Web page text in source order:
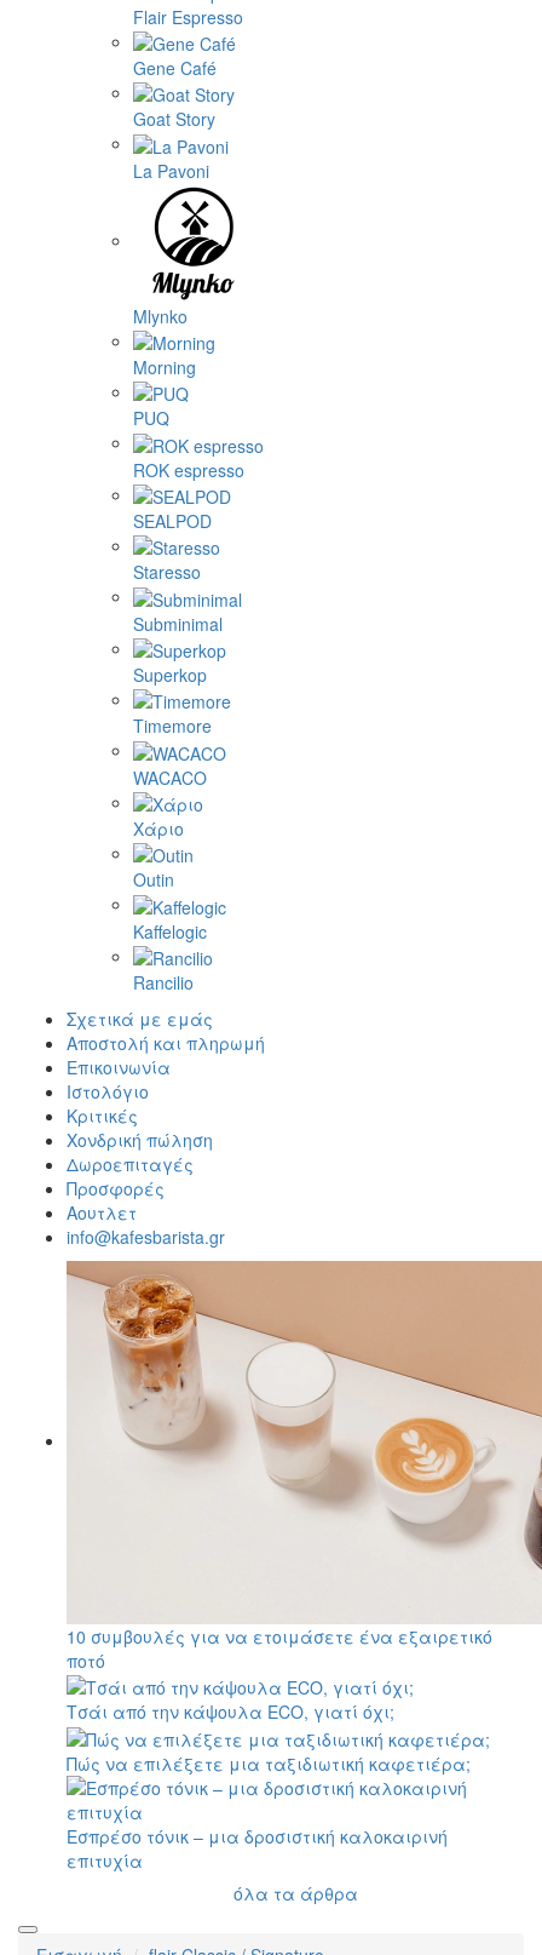
Flair Espresso
Gene Café
Goat Story
La Pavoni
Mlynko
Morning
PUQ
ROK espresso
SEALPOD
Staresso
Subminimal
Superkop
Timemore
WACACO
Χάριο
Outin
Kaffelogic
Rancilio
Σχετικά με εμάς
Αποστολή και πληρωμή
Επικοινωνία
Ιστολόγιο
Κριτικές
Χονδρική πώληση
Δωροεπιταγές
Προσφορές
Αουτλετ
info@kafesbarista.gr
10 συμβουλές για να ετοιμάσετε ένα εξαιρετικό
ποτό
Τσάι από την κάψουλα ECO, γιατί όχι;
Πώς να επιλέξετε μια ταξιδιωτική καφετιέρα;
Εσπρέσο τόνικ – μια δροσιστική καλοκαιρινή
επιτυχία
όλα τα άρθρα